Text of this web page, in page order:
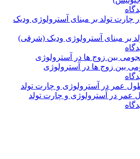
بین زوج ها در آسترولوژی
در آسترولوژی و چارت تولد